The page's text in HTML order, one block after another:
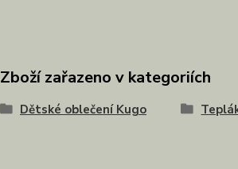
Zboží zařazeno v kategoriích
Dětské oblečení Kugo